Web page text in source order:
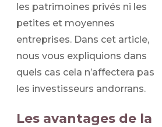
les patrimoines privés ni les
petites et moyennes
entreprises. Dans cet article,
nous vous expliquions dans
quels cas cela n’affectera pas
les investisseurs andorrans.
Les avantages de la